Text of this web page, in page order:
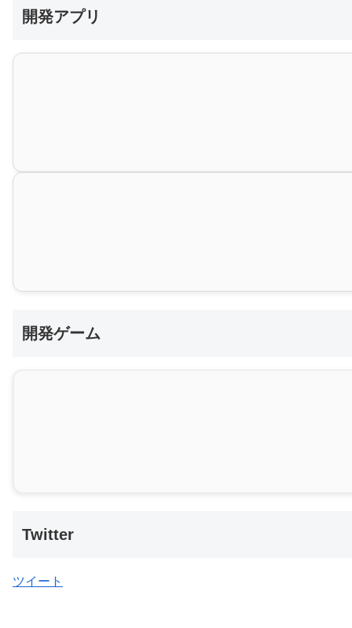
開発アプリ
開発ゲーム
Twitter
ツイート